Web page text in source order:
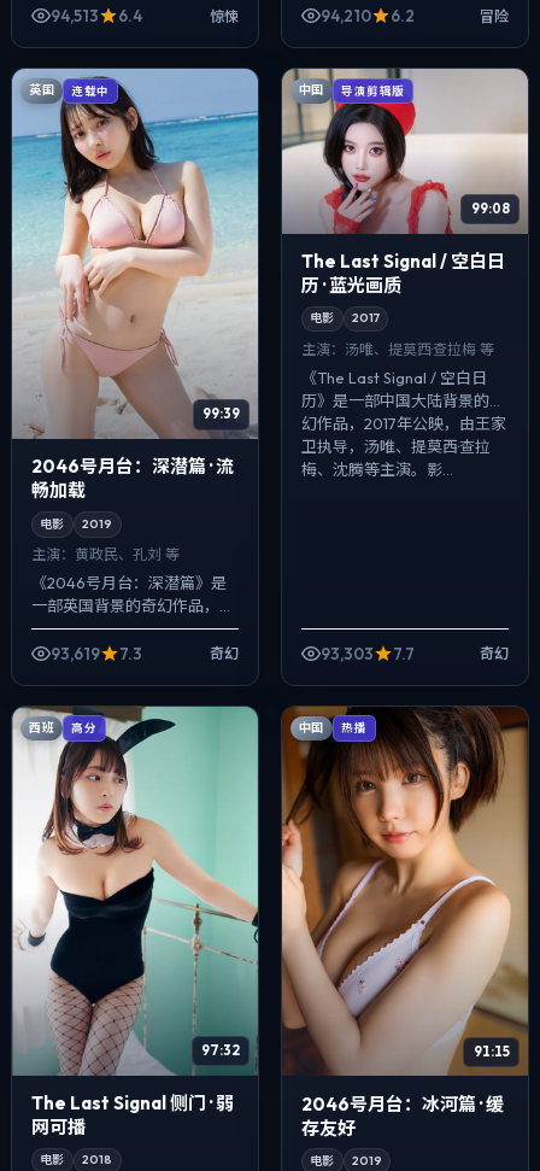
秦昊、张子枫等主演。影像偏
94,513 6.4 惊悚
配乐克制，关键场面反而以环
94,210 6.2 冒险
英国 连载中
99:39
2046号月台：深潜篇 · 流
畅加载
电影 2019
主演： 黄政民、孔刘 等
《2046号月台：深潜篇》是
一部英国背景的奇幻作品，
2019年公映，由克里斯托弗·诺
兰执导，黄政民、孔刘、谭卓
93,619 7.3 奇幻
中国 导演剪辑版
99:08
The Last Signal / 空白日
历 · 蓝光画质
电影 2017
主演： 汤唯、提莫西·查拉梅 等
《The Last Signal / 空白日
历》是一部中国大陆背景的奇
幻作品，2017年公映，由王家
卫执导，汤唯、提莫西·查拉
梅、沈腾等主演。影...
93,303 7.7 奇幻
西班 高分
97:32
The Last Signal 侧门 · 弱
网可播
电影 2018
中国 热播
91:15
2046号月台：冰河篇 · 缓
存友好
电影 2019